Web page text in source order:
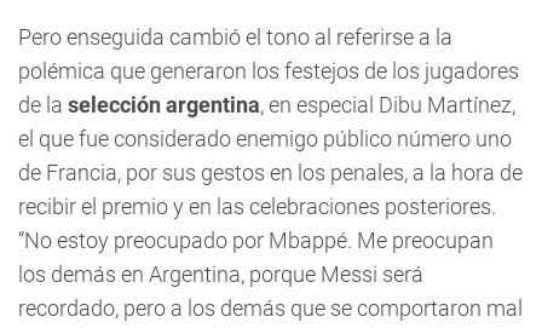
Pero enseguida cambió el tono al referirse a la
polémica que generaron los festejos de los jugadores
de la selección argentina, en especial Dibu Martínez,
el que fue considerado enemigo público número uno
de Francia, por sus gestos en los penales, a la hora de
recibir el premio y en las celebraciones posteriores.
“No estoy preocupado por Mbappé. Me preocupan
los demás en Argentina, porque Messi será
recordado, pero a los demás que se comportaron mal